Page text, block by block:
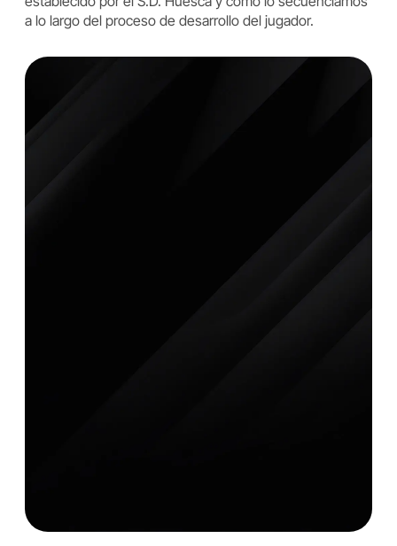
a lo largo del proceso de desarrollo del jugador.